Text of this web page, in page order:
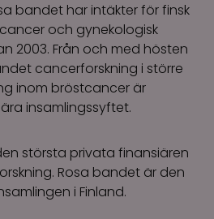
bandet har intäkter för finsk
och gynekologisk
2003. Från och med hösten
cancerforskning i större
inom bröstcancer är
insamlingssyftet.
största privata finansiären
Rosa bandet är den
i Finland.